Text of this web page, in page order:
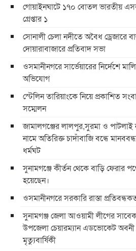
গোয়াইনঘাটে ১৭০ বোতল ভারতীয়
গ্রেপ্তার ১
সোনালী চেলা নদীতে অবৈধ ড্রেজারে
দোয়ারাবাজারে প্রতিবাদ সভা
ওসমানীনগরে সার্ভেয়ারের নির্দেশে
অভিযোগ
স্টেলিন তারিয়াংকে নিয়ে প্রকাশিত
সম্মেলন
জামালগঞ্জের লালপুর,সুরমা ও পাটলাই
নামে অতিরিক্ত চাদাঁবাজি বন্ধে
ধর্মঘট
সুনামগঞ্জে কীর্তন থেকে বাড়ি
হয়েছেন।
ওসমানীনগরে সরকারি রাস্তা
সুনামগঞ্জ জেলা আওয়ামী লীগের
উপজেলা চেয়ারম্যান এডভোকেট
মৃত্যুবার্ষিকী